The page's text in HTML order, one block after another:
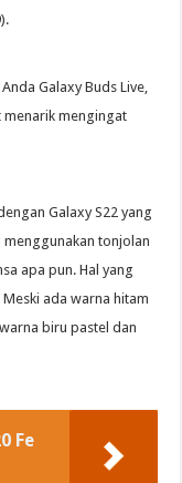
Galaxy Buds Live,
menarik mengingat
Galaxy S22 yang
menggunakan tonjolan
apa pun. Hal yang
ada warna hitam
biru pastel dan
Fe